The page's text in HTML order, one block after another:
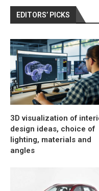
EDITORS’ PICKS
3D visualization of
design ideas, choice of
lighting, materials and
angles